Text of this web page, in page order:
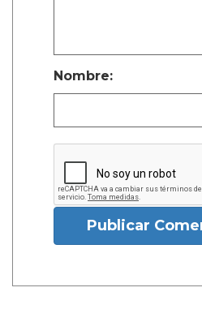
Nombre:
Publicar